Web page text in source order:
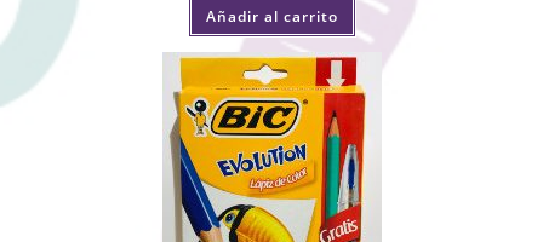
Añadir al carrito